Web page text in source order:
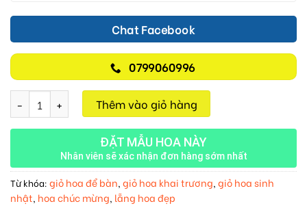
Chat Facebook
0799060996
Sắc Hồng M180 số lượngThêm vào giỏ hàng
ĐẶT MẪU HOA NÀY
Nhân viên sẽ xác nhận đơn hàng sớm nhất
Từ khóa: giỏ hoa để bàn, giỏ hoa khai trương, giỏ hoa sinh
nhật, hoa chúc mừng, lẵng hoa đẹp